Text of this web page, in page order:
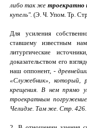
либо так же троекратно
купель". (Э. Ч. Упом. Тр.
Для усиления
ставшему известным
литургические
доказательством его
наш оппонент, -
«Служебник», который,
крещения. В нем прямо
троекратным
Челидзе. Там же. Стр.